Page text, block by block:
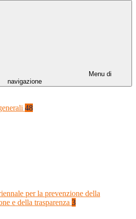
Menu di
navigazione
48
per la prevenzione della
e della trasparenza 3